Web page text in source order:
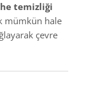
temizliği
mümkün hale
çevre